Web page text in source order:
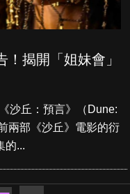
！揭開「姐妹會」
沙丘：預言》（Dune:
兩部《沙丘》電影的衍
的...